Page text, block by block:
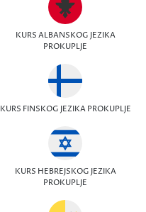
KURS ALBANSKOG JEZIKA
PROKUPLJE
KURS FINSKOG JEZIKA PROKUPLJE
KURS HEBREJSKOG JEZIKA
PROKUPLJE